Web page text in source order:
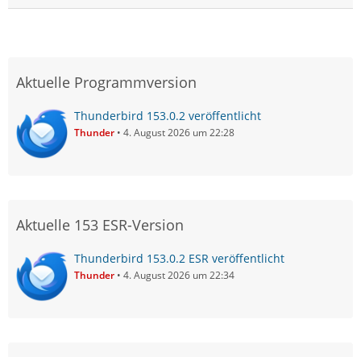
Aktuelle Programmversion
Thunderbird 153.0.2 veröffentlicht
Thunder 4. August 2026 um 22:28
Aktuelle 153 ESR-Version
Thunderbird 153.0.2 ESR veröffentlicht
Thunder 4. August 2026 um 22:34